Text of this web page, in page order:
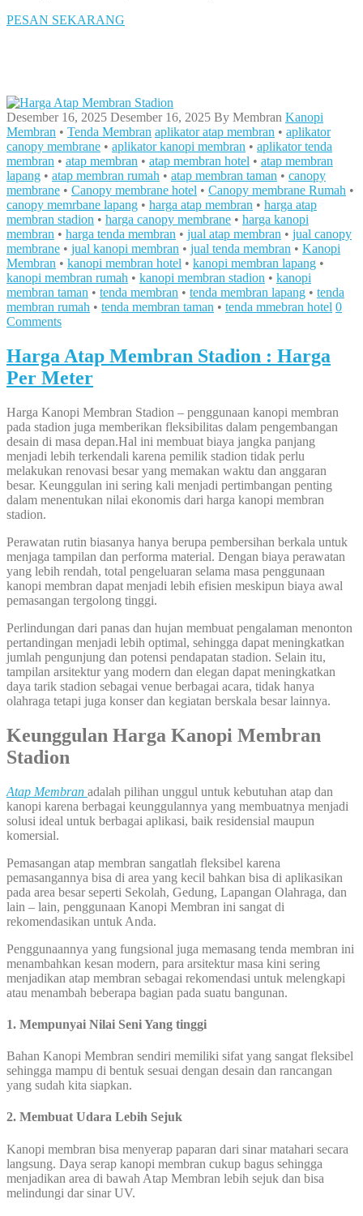
PESAN SEKARANG
Desember 16, 2025 Desember 16, 2025 By Membran Kanopi
Membran • Tenda Membran aplikator atap membran • aplikator
canopy membrane • aplikator kanopi membran • aplikator tenda
membran • atap membran • atap membran hotel • atap membran
lapang • atap membran rumah • atap membran taman • canopy
membrane • Canopy membrane hotel • Canopy membrane Rumah •
canopy memrbane lapang • harga atap membran • harga atap
membran stadion • harga canopy membrane • harga kanopi
membran • harga tenda membran • jual atap membran • jual canopy
membrane • jual kanopi membran • jual tenda membran • Kanopi
Membran • kanopi membran hotel • kanopi membran lapang •
kanopi membran rumah • kanopi membran stadion • kanopi
membran taman • tenda membran • tenda membran lapang • tenda
membran rumah • tenda membran taman • tenda mmebran hotel 0
Comments
Harga Atap Membran Stadion : Harga
Per Meter
Harga Kanopi Membran Stadion – penggunaan kanopi membran
pada stadion juga memberikan fleksibilitas dalam pengembangan
desain di masa depan.Hal ini membuat biaya jangka panjang
menjadi lebih terkendali karena pemilik stadion tidak perlu
melakukan renovasi besar yang memakan waktu dan anggaran
besar. Keunggulan ini sering kali menjadi pertimbangan penting
dalam menentukan nilai ekonomis dari harga kanopi membran
stadion.
Perawatan rutin biasanya hanya berupa pembersihan berkala untuk
menjaga tampilan dan performa material. Dengan biaya perawatan
yang lebih rendah, total pengeluaran selama masa penggunaan
kanopi membran dapat menjadi lebih efisien meskipun biaya awal
pemasangan tergolong tinggi.
Perlindungan dari panas dan hujan membuat pengalaman menonton
pertandingan menjadi lebih optimal, sehingga dapat meningkatkan
jumlah pengunjung dan potensi pendapatan stadion. Selain itu,
tampilan arsitektur yang modern dan elegan dapat meningkatkan
daya tarik stadion sebagai venue berbagai acara, tidak hanya
olahraga tetapi juga konser dan kegiatan berskala besar lainnya.
Keunggulan Harga Kanopi Membran
Stadion
Atap Membran adalah pilihan unggul untuk kebutuhan atap dan
kanopi karena berbagai keunggulannya yang membuatnya menjadi
solusi ideal untuk berbagai aplikasi, baik residensial maupun
komersial.
Pemasangan atap membran sangatlah fleksibel karena
pemasangannya bisa di area yang kecil bahkan bisa di aplikasikan
pada area besar seperti Sekolah, Gedung, Lapangan Olahraga, dan
lain – lain, penggunaan Kanopi Membran ini sangat di
rekomendasikan untuk Anda.
Penggunaannya yang fungsional juga memasang tenda membran ini
menambahkan kesan modern, para arsitektur masa kini sering
menjadikan atap membran sebagai rekomendasi untuk melengkapi
atau menambah beberapa bagian pada suatu bangunan.
1. Mempunyai Nilai Seni Yang tinggi
Bahan Kanopi Membran sendiri memiliki sifat yang sangat fleksibel
sehingga mampu di bentuk sesuai dengan desain dan rancangan
yang sudah kita siapkan.
2. Membuat Udara Lebih Sejuk
Kanopi membran bisa menyerap paparan dari sinar matahari secara
langsung. Daya serap kanopi membran cukup bagus sehingga
menjadikan area di bawah Atap Membran lebih sejuk dan bisa
melindungi dar sinar UV.